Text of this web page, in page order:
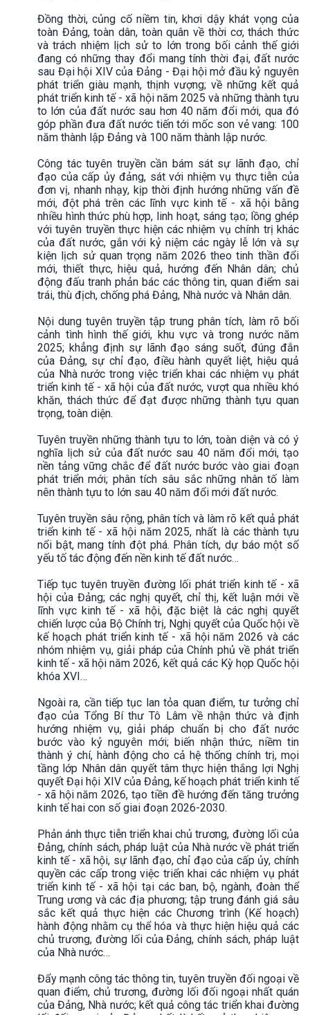
Đồng thời, củng cố niềm tin, khơi dậy khát vọng của
toàn Đảng, toàn dân, toàn quân về thời cơ, thách thức
và trách nhiệm lịch sử to lớn trong bối cảnh thế giới
đang có những thay đổi mang tính thời đại, đất nước
sau Đại hội XIV của Đảng - Đại hội mở đầu kỷ nguyên
phát triển giàu mạnh, thịnh vượng; về những kết quả
phát triển kinh tế - xã hội năm 2025 và những thành tựu
to lớn của đất nước sau hơn 40 năm đổi mới, qua đó
góp phần đưa đất nước tiến tới mốc son vẻ vang: 100
năm thành lập Đảng và 100 năm thành lập nước.
Công tác tuyên truyền cần bám sát sự lãnh đạo, chỉ
đạo của cấp ủy đảng, sát với nhiệm vụ thực tiễn của
đơn vị, nhanh nhạy, kịp thời định hướng những vấn đề
mới, đột phá trên các lĩnh vực kinh tế - xã hội bằng
nhiều hình thức phù hợp, linh hoạt, sáng tạo; lồng ghép
với tuyên truyền thực hiện các nhiệm vụ chính trị khác
của đất nước, gắn với kỷ niệm các ngày lễ lớn và sự
kiện lịch sử quan trọng năm 2026 theo tinh thần đổi
mới, thiết thực, hiệu quả, hướng đến Nhân dân; chủ
động đấu tranh phản bác các thông tin, quan điểm sai
trái, thù địch, chống phá Đảng, Nhà nước và Nhân dân.
Nội dung tuyên truyền tập trung phân tích, làm rõ bối
cảnh tình hình thế giới, khu vực và trong nước năm
2025; khẳng định sự lãnh đạo sáng suốt, đúng đắn
của Đảng, sự chỉ đạo, điều hành quyết liệt, hiệu quả
của Nhà nước trong việc triển khai các nhiệm vụ phát
triển kinh tế - xã hội của đất nước, vượt qua nhiều khó
khăn, thách thức để đạt được những thành tựu quan
trọng, toàn diện.
Tuyên truyền những thành tựu to lớn, toàn diện và có ý
nghĩa lịch sử của đất nước sau 40 năm đổi mới, tạo
nền tảng vững chắc để đất nước bước vào giai đoạn
phát triển mới; phân tích sâu sắc những nhân tố làm
nên thành tựu to lớn sau 40 năm đổi mới đất nước.
Tuyên truyền sâu rộng, phân tích và làm rõ kết quả phát
triển kinh tế - xã hội năm 2025, nhất là các thành tựu
nổi bật, mang tính đột phá. Phân tích, dự báo một số
yếu tố tác động đến nền kinh tế đất nước…
Tiếp tục tuyên truyền đường lối phát triển kinh tế - xã
hội của Đảng; các nghị quyết, chỉ thị, kết luận mới về
lĩnh vực kinh tế - xã hội, đặc biệt là các nghị quyết
chiến lược của Bộ Chính trị, Nghị quyết của Quốc hội về
kế hoạch phát triển kinh tế - xã hội năm 2026 và các
nhóm nhiệm vụ, giải pháp của Chính phủ về phát triển
kinh tế - xã hội năm 2026, kết quả các Kỳ họp Quốc hội
khóa XVI…
Ngoài ra, cần tiếp tục lan tỏa quan điểm, tư tưởng chỉ
đạo của Tổng Bí thư Tô Lâm về nhận thức và định
hướng nhiệm vụ, giải pháp chuẩn bị cho đất nước
bước vào kỷ nguyên mới; biến nhận thức, niềm tin
thành ý chí, hành động cho cả hệ thống chính trị, mọi
tầng lớp Nhân dân quyết tâm thực hiện thắng lợi Nghị
quyết Đại hội XIV của Đảng, kế hoạch phát triển kinh tế
- xã hội năm 2026, tạo tiền đề hướng đến tăng trưởng
kinh tế hai con số giai đoạn 2026-2030.
Phản ánh thực tiễn triển khai chủ trương, đường lối của
Đảng, chính sách, pháp luật của Nhà nước về phát triển
kinh tế - xã hội, sự lãnh đạo, chỉ đạo của cấp ủy, chính
quyền các cấp trong việc triển khai các nhiệm vụ phát
triển kinh tế - xã hội tại các ban, bộ, ngành, đoàn thể
Trung ương và các địa phương; tập trung đánh giá sâu
sắc kết quả thực hiện các Chương trình (Kế hoạch)
hành động nhằm cụ thể hóa và thực hiện hiệu quả các
chủ trương, đường lối của Đảng, chính sách, pháp luật
của Nhà nước…
Đẩy mạnh công tác thông tin, tuyên truyền đối ngoại về
quan điểm, chủ trương, đường lối đối ngoại nhất quán
của Đảng, Nhà nước; kết quả công tác triển khai đường